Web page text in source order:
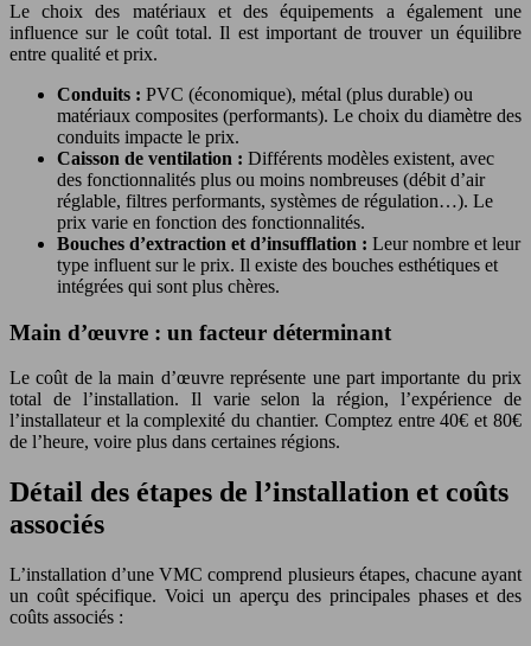
Le choix des matériaux et des équipements a également une
influence sur le coût total. Il est important de trouver un équilibre
entre qualité et prix.
Conduits : PVC (économique), métal (plus durable) ou
matériaux composites (performants). Le choix du diamètre des
conduits impacte le prix.
Caisson de ventilation : Différents modèles existent, avec
des fonctionnalités plus ou moins nombreuses (débit d’air
réglable, filtres performants, systèmes de régulation…). Le
prix varie en fonction des fonctionnalités.
Bouches d’extraction et d’insufflation : Leur nombre et leur
type influent sur le prix. Il existe des bouches esthétiques et
intégrées qui sont plus chères.
Main d’œuvre : un facteur déterminant
Le coût de la main d’œuvre représente une part importante du prix
total de l’installation. Il varie selon la région, l’expérience de
l’installateur et la complexité du chantier. Comptez entre 40€ et 80€
de l’heure, voire plus dans certaines régions.
Détail des étapes de l’installation et coûts
associés
L’installation d’une VMC comprend plusieurs étapes, chacune ayant
un coût spécifique. Voici un aperçu des principales phases et des
coûts associés :